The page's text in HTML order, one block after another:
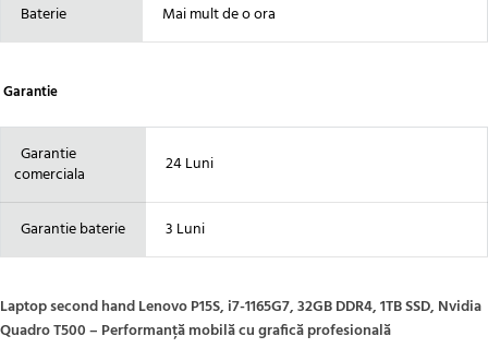
Baterie Mai mult de o ora
Garantie
Garantie
comerciala
24 Luni
Garantie baterie 3 Luni
Laptop second hand Lenovo P15S, i7-1165G7, 32GB DDR4, 1TB SSD, Nvidia
Quadro T500 – Performanță mobilă cu grafică profesională